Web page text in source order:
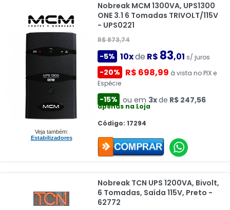
Veja também:
Estabilizadores
Nobreak MCM 1300VA, UPS1300
ONE 3.1 6 Tomadas TRIVOLT/115V
- UPS0221
R$ 873,74
-5% 10xde R$ 83,01 s/ juros
-20% R$ 698,99 à vista no PIX e
Espécie
-15% ou em 3xde R$ 247,56
apenas na Loja
Código: 17294
Nobreak TCN UPS 1200VA, Bivolt,
6 Tomadas, Saída 115V, Preto -
62772